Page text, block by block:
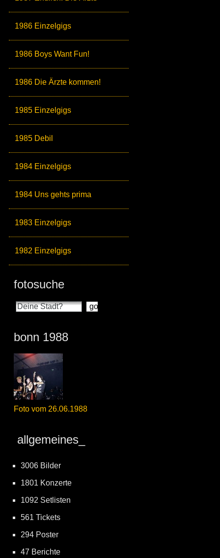
1986 Einzelgigs
1986 Boys Want Fun!
1986 Die Ärzte kommen!
1985 Einzelgigs
1985 Debil
1984 Einzelgigs
1984 Uns gehts prima
1983 Einzelgigs
1982 Einzelgigs
fotosuche
bonn 1988
Foto vom 26.06.1988
allgemeines_
3006 Bilder
1801 Konzerte
1092 Setlisten
561 Tickets
294 Poster
47 Berichte